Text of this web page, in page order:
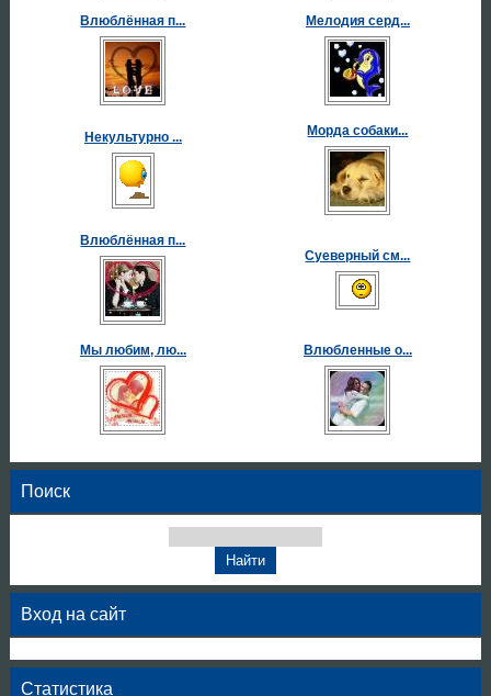
Влюблённая п... Мелодия серд...
Некультурно ... Морда собаки...
Влюблённая п...
Суеверный см...
Мы любим, лю... Влюбленные о...
Поиск
Вход на сайт
Статистика